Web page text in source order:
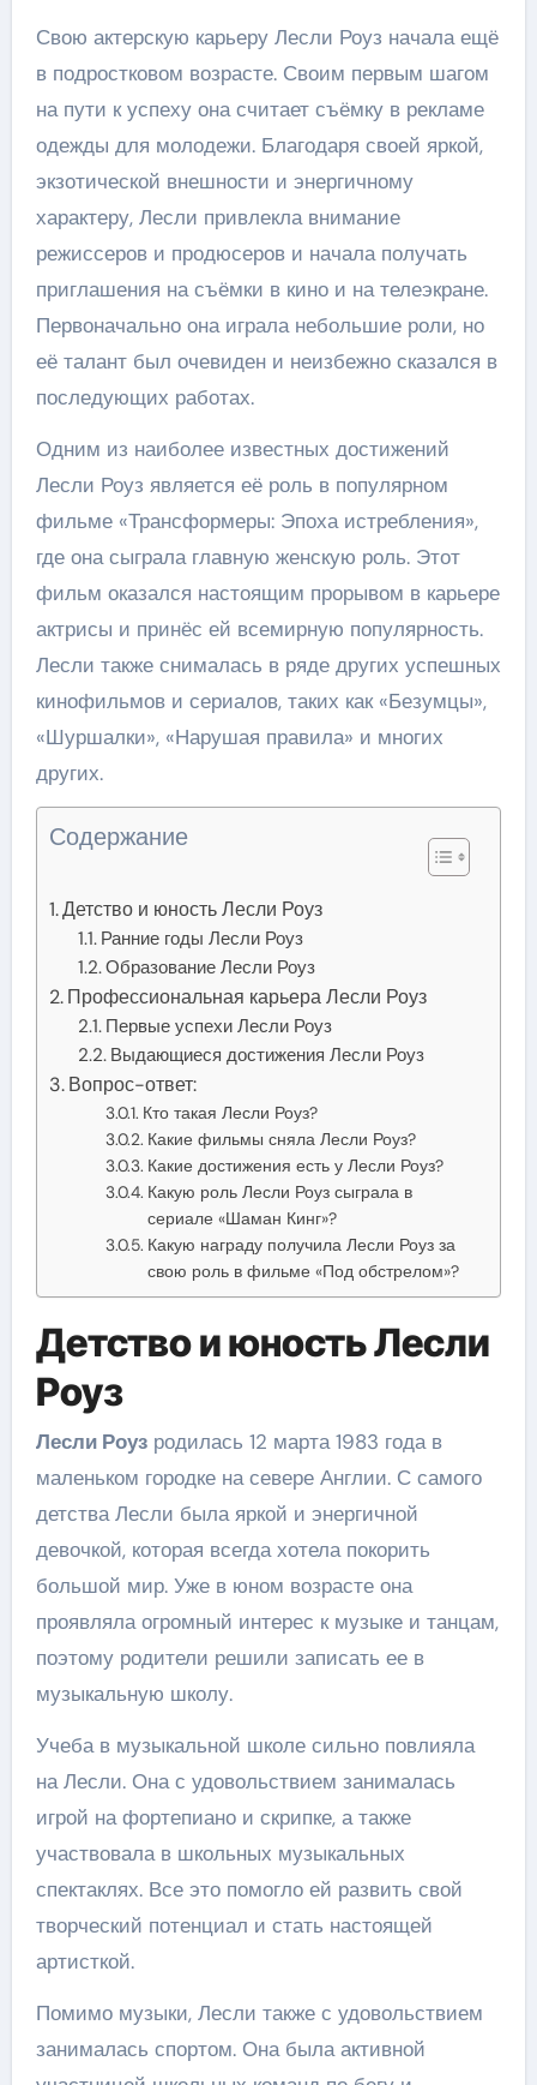
Свою актерскую карьеру Лесли Роуз начала ещё
в подростковом возрасте. Своим первым шагом
на пути к успеху она считает съёмку в рекламе
одежды для молодежи. Благодаря своей яркой,
экзотической внешности и энергичному
характеру, Лесли привлекла внимание
режиссеров и продюсеров и начала получать
приглашения на съёмки в кино и на телеэкране.
Первоначально она играла небольшие роли, но
её талант был очевиден и неизбежно сказался в
последующих работах.
Одним из наиболее известных достижений
Лесли Роуз является её роль в популярном
фильме «Трансформеры: Эпоха истребления»,
где она сыграла главную женскую роль. Этот
фильм оказался настоящим прорывом в карьере
актрисы и принёс ей всемирную популярность.
Лесли также снималась в ряде других успешных
кинофильмов и сериалов, таких как «Безумцы»,
«Шуршалки», «Нарушая правила» и многих
других.
Содержание
Детство и юность Лесли Роуз
Ранние годы Лесли Роуз
Образование Лесли Роуз
Профессиональная карьера Лесли Роуз
Первые успехи Лесли Роуз
Выдающиеся достижения Лесли Роуз
Вопрос-ответ:
Кто такая Лесли Роуз?
Какие фильмы сняла Лесли Роуз?
Какие достижения есть у Лесли Роуз?
Какую роль Лесли Роуз сыграла в
сериале «Шаман Кинг»?
Какую награду получила Лесли Роуз за
свою роль в фильме «Под обстрелом»?
Детство и юность Лесли
Роуз
Лесли Роузродилась 12 марта 1983 года в
маленьком городке на севере Англии. С самого
детства Лесли была яркой и энергичной
девочкой, которая всегда хотела покорить
большой мир. Уже в юном возрасте она
проявляла огромный интерес к музыке и танцам,
поэтому родители решили записать ее в
музыкальную школу.
Учеба в музыкальной школе сильно повлияла
на Лесли. Она с удовольствием занималась
игрой на фортепиано и скрипке, а также
участвовала в школьных музыкальных
спектаклях. Все это помогло ей развить свой
творческий потенциал и стать настоящей
артисткой.
Помимо музыки, Лесли также с удовольствием
занималась спортом. Она была активной